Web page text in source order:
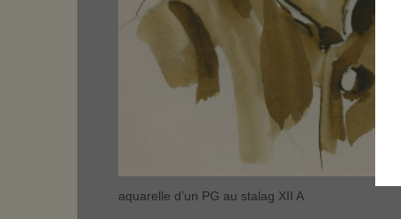
aquarelle d’un PG au stalag XII A